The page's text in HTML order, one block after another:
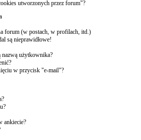
utworzonych przez forum"?
forum (w postach, w profilach, itd.)
są nieprawidłowe!
nazwą użytkownika?
w przycisk "e-mail"?
ankiecie?